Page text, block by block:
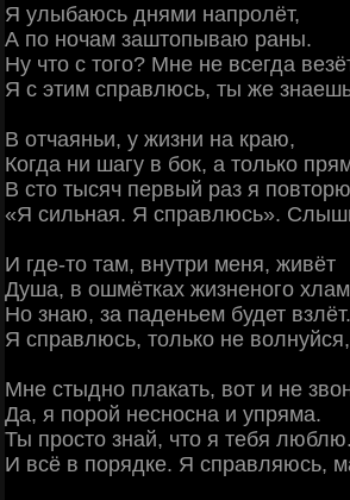
Я улыбаюсь днями напролёт,
А по ночам заштопываю раны.
Ну что с того? Мне не всегда
Я с этим справлюсь, ты же
В отчаяньи, у жизни на краю,
Когда ни шагу в бок, а только
В сто тысяч первый раз я
«Я сильная. Я справлюсь».
И где-то там, внутри меня, живёт
Душа, в ошмётках жизненого
Но знаю, за паденьем будет взлёт.
Я справлюсь, только не
Мне стыдно плакать, вот и не
Да, я порой несносна и упряма.
Ты просто знай, что я тебя люблю.
И всё в порядке. Я справляюсь,